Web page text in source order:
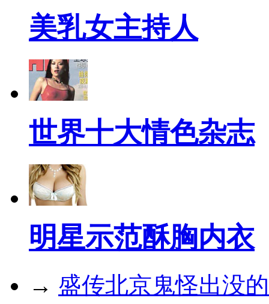
美乳女主持人
世界十大情色杂志
明星示范酥胸内衣
→ 盛传北京鬼怪出没